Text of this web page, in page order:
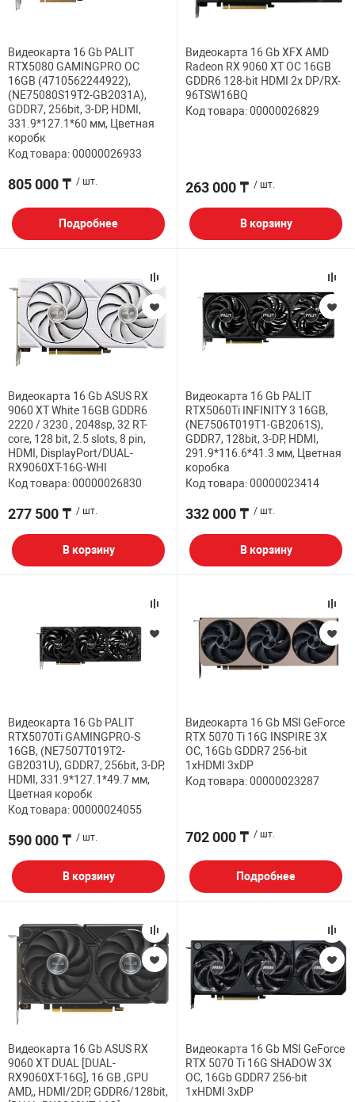
Видеокарта 16 Gb PALIT
RTX5080 GAMINGPRO OC
16GB (4710562244922),
(NE75080S19T2-GB2031A),
GDDR7, 256bit, 3-DP, HDMI,
331.9*127.1*60 мм, Цветная
коробк
Код товара: 00000026933
805 000 ₸ / шт.
Подробнее
Видеокарта 16 Gb XFX AMD
Radeon RX 9060 XT OC 16GB
GDDR6 128-bit HDMI 2x DP/RX-
96TSW16BQ
Код товара: 00000026829
263 000 ₸ / шт.
В корзину
Видеокарта 16 Gb ASUS RX
9060 XT White 16GB GDDR6
2220 / 3230 , 2048sp, 32 RT-
core, 128 bit, 2.5 slots, 8 pin,
HDMI, DisplayPort/DUAL-
RX9060XT-16G-WHI
Код товара: 00000026830
277 500 ₸ / шт.
В корзину
Видеокарта 16 Gb PALIT
RTX5060Ti INFINITY 3 16GB,
(NE7506T019T1-GB2061S),
GDDR7, 128bit, 3-DP, HDMI,
291.9*116.6*41.3 мм, Цветная
коробка
Код товара: 00000023414
332 000 ₸ / шт.
В корзину
Видеокарта 16 Gb PALIT
RTX5070Ti GAMINGPRO-S
16GB, (NE7507T019T2-
GB2031U), GDDR7, 256bit, 3-DP,
HDMI, 331.9*127.1*49.7 мм,
Цветная коробк
Код товара: 00000024055
590 000 ₸ / шт.
В корзину
Видеокарта 16 Gb MSI GeForce
RTX 5070 Ti 16G INSPIRE 3X
OC, 16Gb GDDR7 256-bit
1xHDMI 3xDP
Код товара: 00000023287
702 000 ₸ / шт.
Подробнее
Видеокарта 16 Gb ASUS RX
9060 XT DUAL [DUAL-
RX9060XT-16G], 16 GB ,GPU
AMD,, HDMI/2DP, GDDR6/128bit,
Видеокарта 16 Gb MSI GeForce
RTX 5070 Ti 16G SHADOW 3X
OC, 16Gb GDDR7 256-bit
1xHDMI 3xDP